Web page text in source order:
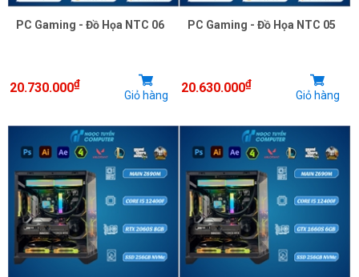
PC Gaming - Đồ Họa NTC 06
20.730.000₫
Giỏ hàng
PC Gaming - Đồ Họa NTC 05
20.630.000₫
Giỏ hàng